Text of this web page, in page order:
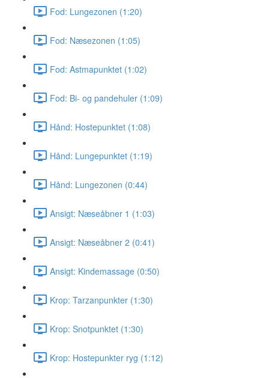
Fod: Lungezonen (1:20)
Fod: Næsezonen (1:05)
Fod: Astmapunktet (1:02)
Fod: Bi- og pandehuler (1:09)
Hånd: Hostepunktet (1:08)
Hånd: Lungepunktet (1:19)
Hånd: Lungezonen (0:44)
Ansigt: Næseåbner 1 (1:03)
Ansigt: Næseåbner 2 (0:41)
Ansigt: Kindemassage (0:50)
Krop: Tarzanpunkter (1:30)
Krop: Snotpunktet (1:30)
Krop: Hostepunkter ryg (1:12)